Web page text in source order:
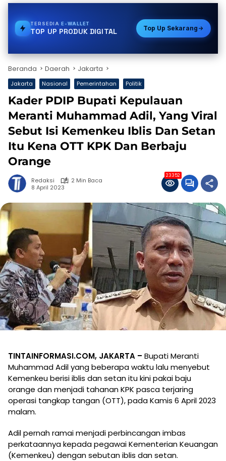
TERSEDIAGAS
TOP UP PRODUK DIGITAL Top Up Sekarang
Beranda Daerah Jakarta
Jakarta Nasional Pemerintahan Politik
Kader PDIP Bupati Kepulauan
Meranti Muhammad Adil, Yang Viral
Sebut Isi Kemenkeu Iblis Dan Setan
Itu Kena OTT KPK Dan Berbaju
Orange
Redaksi
2 Min Baca
8 April 2023
23352
TINTAINFORMASI.COM, JAKARTA – Bupati Meranti
Muhammad Adil yang beberapa waktu lalu menyebut
Kemenkeu berisi iblis dan setan itu kini pakai baju
orange dan menjadi tahanan KPK pasca terjaring
operasi tangkap tangan (OTT), pada Kamis 6 April 2023
malam.
Adil pernah ramai menjadi perbincangan imbas
perkataannya kepada pegawai Kementerian Keuangan
(Kemenkeu) dengan sebutan iblis dan setan.